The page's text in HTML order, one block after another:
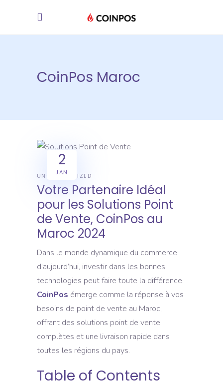
CoinPos Maroc
2
JAN
UNCATEGORIZED
Votre Partenaire Idéal
pour les Solutions Point
de Vente, CoinPos au
Maroc 2024
Dans le monde dynamique du commerce
d’aujourd’hui, investir dans les bonnes
technologies peut faire toute la différence.
CoinPos émerge comme la réponse à vos
besoins de point de vente au Maroc,
offrant des solutions point de vente
complètes et une livraison rapide dans
toutes les régions du pays.
Table of Contents